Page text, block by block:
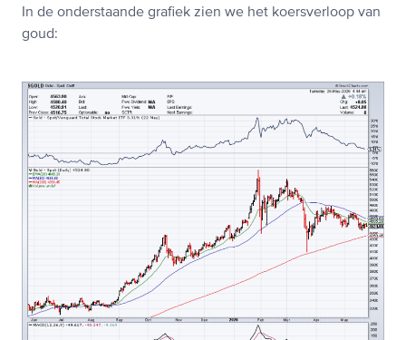
In de onderstaande grafiek zien we het koersverloop van
goud: